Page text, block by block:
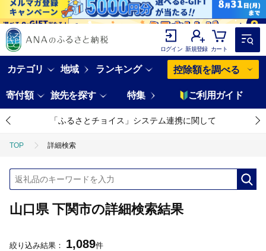
ログイン 新規登録 カート
カテゴリ 地域 ランキング 控除額を調べる
寄付額 旅先を探す 特集 ご利用ガイド
「ふるさとチョイス」システム連携に関して
TOP 詳細検索
山口県 下関市の詳細検索結果
絞り込み結果： 1,089件